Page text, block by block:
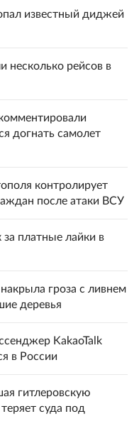
известный диджей
несколько рейсов в
догнать самолет
контролирует
после атаки ВСУ
за платные лайки в
гроза с ливнем
деревья
KakaoTalk
в России
гитлеровскую
суда под